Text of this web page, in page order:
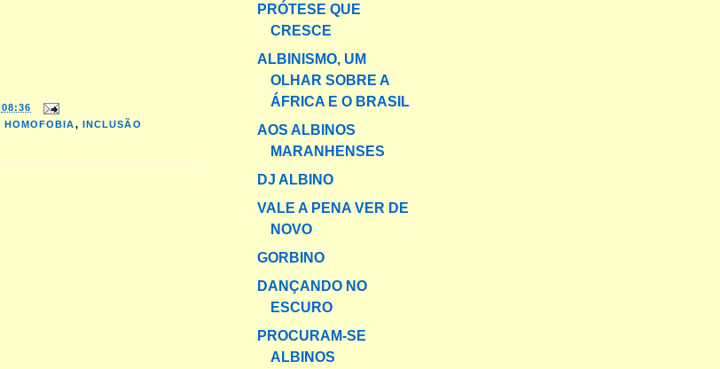
08:36
HOMOFOBIA, INCLUSÃO
PRÓTESE QUE
CRESCE
ALBINISMO, UM
OLHAR SOBRE A
ÁFRICA E O BRASIL
AOS ALBINOS
MARANHENSES
DJ ALBINO
VALE A PENA VER DE
NOVO
GORBINO
DANÇANDO NO
ESCURO
PROCURAM-SE
ALBINOS